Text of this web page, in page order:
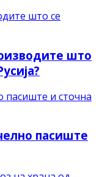
што
пасиште